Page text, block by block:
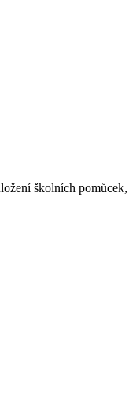
školních